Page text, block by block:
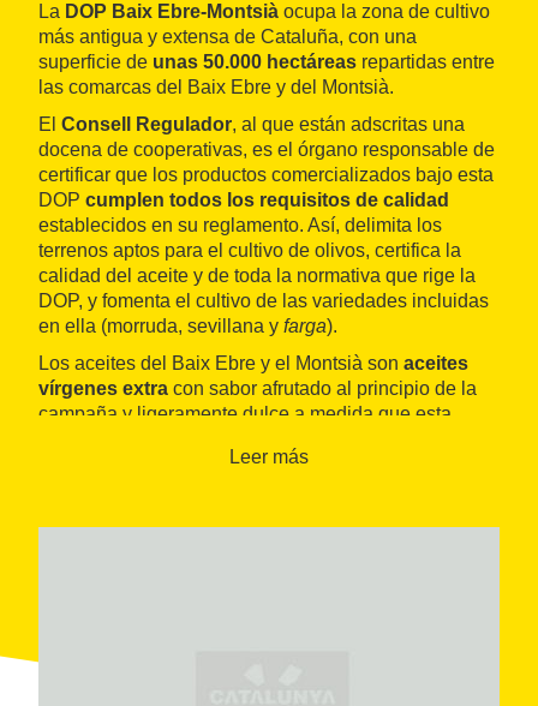
La DOP Baix Ebre-Montsià ocupa la zona de cultivo
más antigua y extensa de Cataluña, con una
superficie de unas 50.000 hectáreas repartidas entre
las comarcas del Baix Ebre y del Montsià.
El Consell Regulador, al que están adscritas una
docena de cooperativas, es el órgano responsable de
certificar que los productos comercializados bajo esta
DOP cumplen todos los requisitos de calidad
establecidos en su reglamento. Así, delimita los
terrenos aptos para el cultivo de olivos, certifica la
calidad del aceite y de toda la normativa que rige la
DOP, y fomenta el cultivo de las variedades incluidas
en ella (morruda, sevillana y farga).
Los aceites del Baix Ebre y el Montsià son aceites
vírgenes extra con sabor afrutado al principio de la
campaña y ligeramente dulce a medida que esta
Leer más